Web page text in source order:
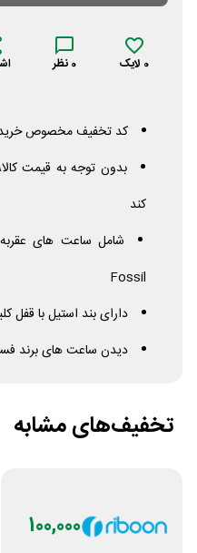
0 لایک 0 نظر
کد تخفیف مخصوص
بدون توجه به قیمت
کند
شامل ساعت های
Fossil
دارای بند استیل با
دیدن ساعت های برند
تخفیف‌های مشابه
100,000